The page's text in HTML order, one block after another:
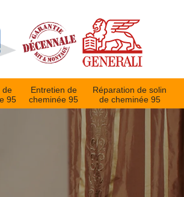
de
95
Entretien de
cheminée 95
Réparation de solin
de cheminée 95